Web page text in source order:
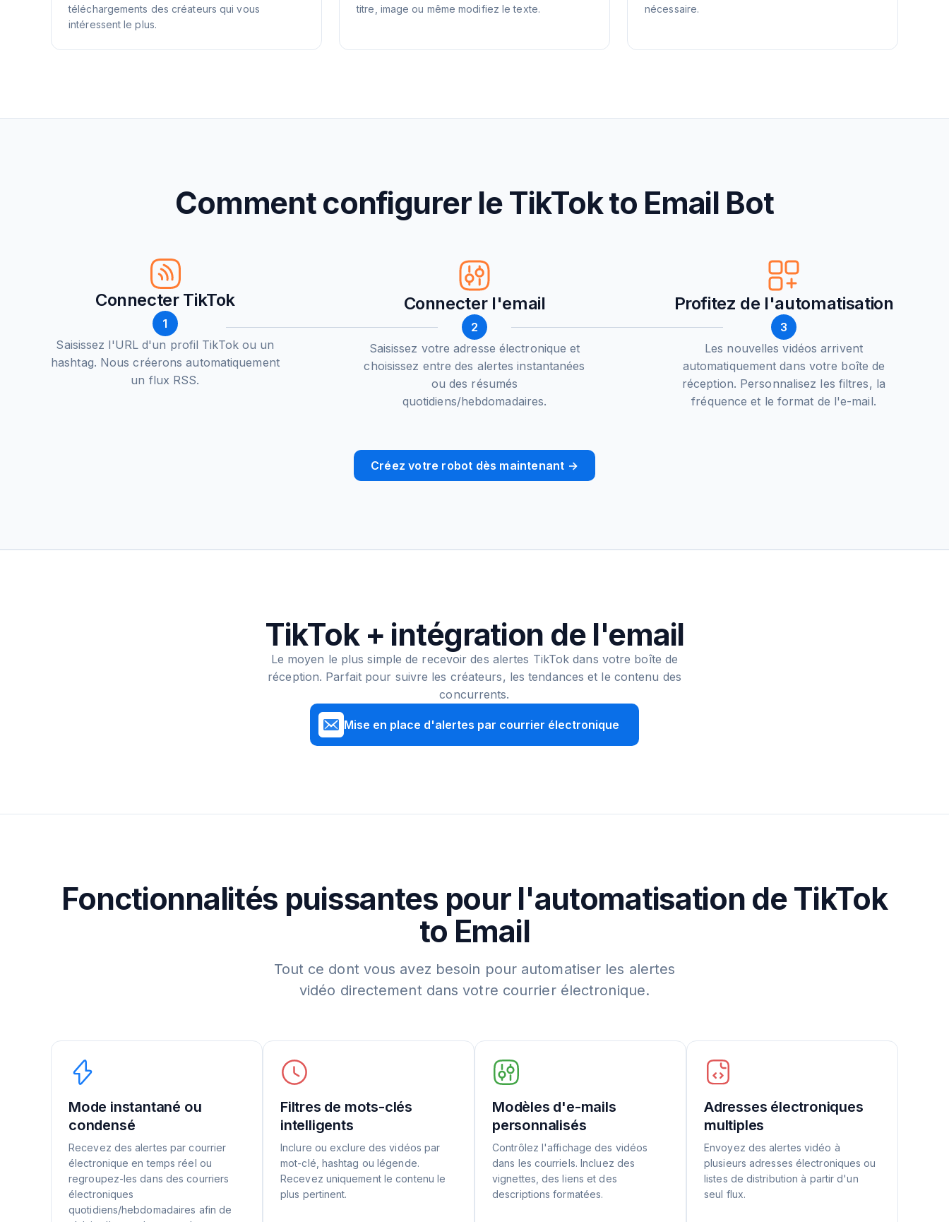
téléchargements des créateurs qui vous
intéressent le plus.
titre, image ou même modifiez le texte.
nécessaire.
Comment configurer le TikTok to Email Bot
Connecter TikTok
1
Saisissez l'URL d'un profil TikTok ou un
hashtag. Nous créerons automatiquement
un flux RSS.
Connecter l'email
2
Saisissez votre adresse électronique et
choisissez entre des alertes instantanées
ou des résumés
quotidiens/hebdomadaires.
Profitez de l'automatisation
3
Les nouvelles vidéos arrivent
automatiquement dans votre boîte de
réception. Personnalisez les filtres, la
fréquence et le format de l'e-mail.
Créez votre robot dès maintenant →
TikTok + intégration de l'email
Le moyen le plus simple de recevoir des alertes TikTok dans votre boîte de
réception. Parfait pour suivre les créateurs, les tendances et le contenu des
concurrents.
Mise en place d'alertes par courrier électronique
Fonctionnalités puissantes pour l'automatisation de TikTok
to Email
Tout ce dont vous avez besoin pour automatiser les alertes
vidéo directement dans votre courrier électronique.
Mode instantané ou
condensé
Recevez des alertes par courrier
électronique en temps réel ou
regroupez-les dans des courriers
électroniques
quotidiens/hebdomadaires afin de
Filtres de mots-clés
intelligents
Inclure ou exclure des vidéos par
mot-clé, hashtag ou légende.
Recevez uniquement le contenu le
plus pertinent.
Modèles d'e-mails
personnalisés
Contrôlez l'affichage des vidéos
dans les courriels. Incluez des
vignettes, des liens et des
descriptions formatées.
Adresses électroniques
multiples
Envoyez des alertes vidéo à
plusieurs adresses électroniques ou
listes de distribution à partir d'un
seul flux.